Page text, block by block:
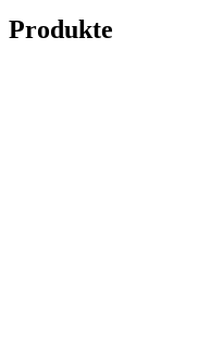
Produkte